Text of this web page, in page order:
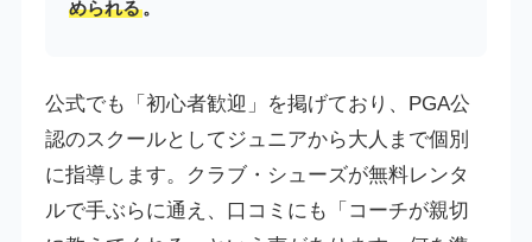
められる。
公式でも「初心者歓迎」を掲げており、PGA公
認のスクールとしてジュニアから大人まで個別
に指導します。クラブ・シューズが無料レンタ
ルで手ぶらに通え、口コミにも「コーチが親切